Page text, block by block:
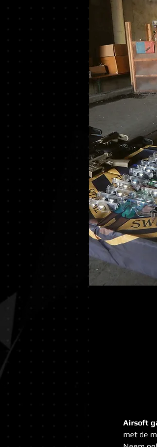
Airsoft
met de